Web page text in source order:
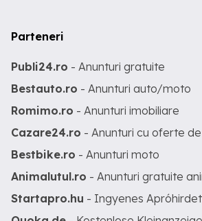
Parteneri
Publi24.ro - Anunturi gratuite
Bestauto.ro - Anunturi auto/moto
Romimo.ro - Anunturi imobiliare
Cazare24.ro - Anunturi cu oferte
Bestbike.ro - Anunturi moto
Animalutul.ro - Anunturi gratuite
Startapro.hu - Ingyenes